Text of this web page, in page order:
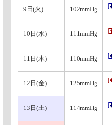
9日(火) 102mmHg
10日(水) 111mmHg
11日(木) 110mmHg
12日(金) 125mmHg
13日(土) 114mmHg